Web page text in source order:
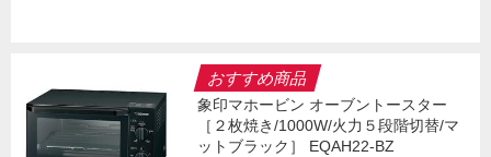
おすすめ商品
象印マホービン オーブントースター
［２枚焼き/1000W/火力５段階切替/マ
ットブラック］ EQAH22-BZ